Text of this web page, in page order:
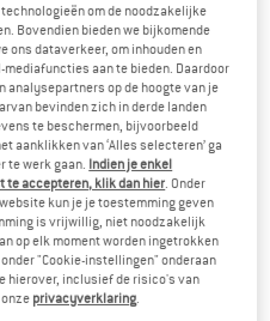
-15%
OUTWELL
Collaps Washing Base With Handle
Bestekset
€ 49,95€ 42,46
om de noodzakelijke
Bovendien bieden we bijkomende
ons dataverkeer, om inhouden en
aan te bieden. Daardoor
analysepartners op de hoogte van je
bevinden zich in derde landen
te beschermen, bijvoorbeeld
aanklikken van ‘Alles selecteren’ ga
te werk gaan. Indien je enkel
accepteren, klik dan hier. Onder
kun je je toestemming geven
is vrijwillig, niet noodzakelijk
op elk moment worden ingetrokken
"Cookie-instellingen" onderaan
hierover, inclusief de risico's van
privacyverklaring.